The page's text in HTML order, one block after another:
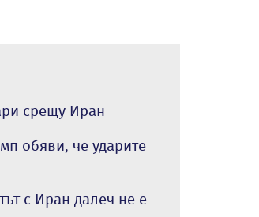
срещу Иран
обяви, че ударите
с Иран далеч не е